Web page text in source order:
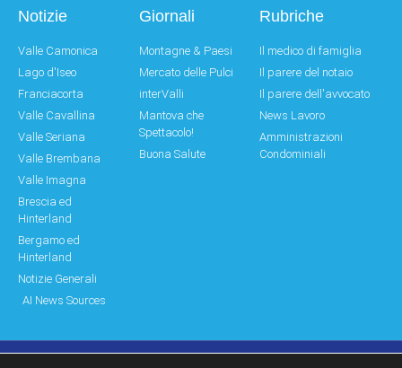
Notizie
Valle Camonica
Lago d'Iseo
Franciacorta
Valle Cavallina
Valle Seriana
Valle Brembana
Valle Imagna
Brescia ed
Hinterland
Bergamo ed
Hinterland
Notizie Generali
AI News Sources
Giornali
Montagne & Paesi
Mercato delle Pulci
interValli
Mantova che
Spettacolo!
Buona Salute
Rubriche
Il medico di famiglia
Il parere del notaio
Il parere dell'avvocato
News Lavoro
Amministrazioni
Condominiali